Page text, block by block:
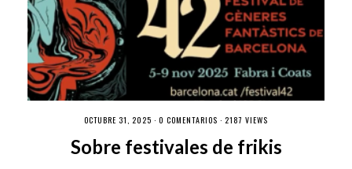
OCTUBRE 31, 2025 · 0 COMENTARIOS · 2187 VIEWS
Sobre festivales de frikis